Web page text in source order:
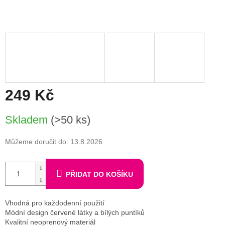
249 Kč
cena:
Skladem (>50 ks)
Můžeme doručit do: 13.8.2026
PŘIDAT DO KOŠÍKU
Vhodná pro každodenní použití
Módní design červené látky a bílých puntíků
Kvalitní neoprenový materiál